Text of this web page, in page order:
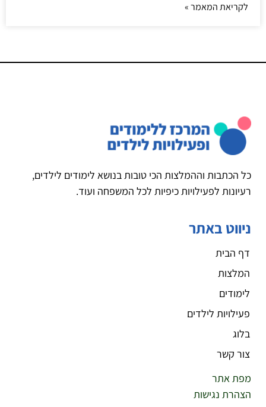
לקריאת המאמר »
כל הכתבות וההמלצות הכי טובות בנושא לימודים לילדים,
רעיונות לפעילויות כיפיות לכל המשפחה ועוד.
ניווט באתר
דף הבית
המלצות
לימודים
פעילויות לילדים
בלוג
צור קשר
מפת אתר
הצהרת נגישות